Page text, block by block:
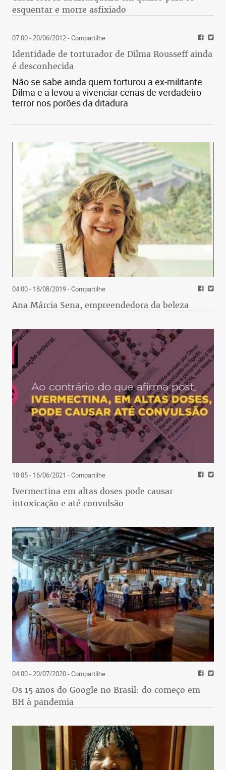
esquentar e morre asfixiado
07:00 - 20/06/2012- Compartilhe
Identidade de torturador de Dilma Rousseff ainda
é desconhecida
Não se sabe ainda quem torturou a ex-militante
Dilma e a levou a vivenciar cenas de verdadeiro
terror nos porões da ditadura
04:00 - 18/08/2019- Compartilhe
Ana Márcia Sena, empreendedora da beleza
18:05 - 16/06/2021 - Compartilhe
Ivermectina em altas doses pode causar
intoxicação e até convulsão
04:00 - 20/07/2020- Compartilhe
Os 15 anos do Google no Brasil: do começo em
BH à pandemia